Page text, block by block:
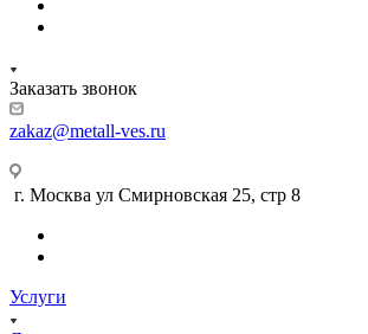
Заказать звонок
zakaz@metall-ves.ru
г. Москва ул Смирновская 25, стр 8
Услуги